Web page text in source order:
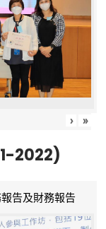
› »
2022)
告及財務報告